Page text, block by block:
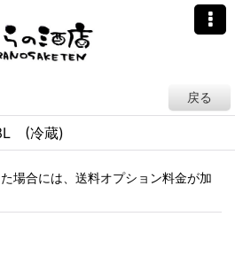
戻る
(冷蔵)
場合には、送料オプション料金が加